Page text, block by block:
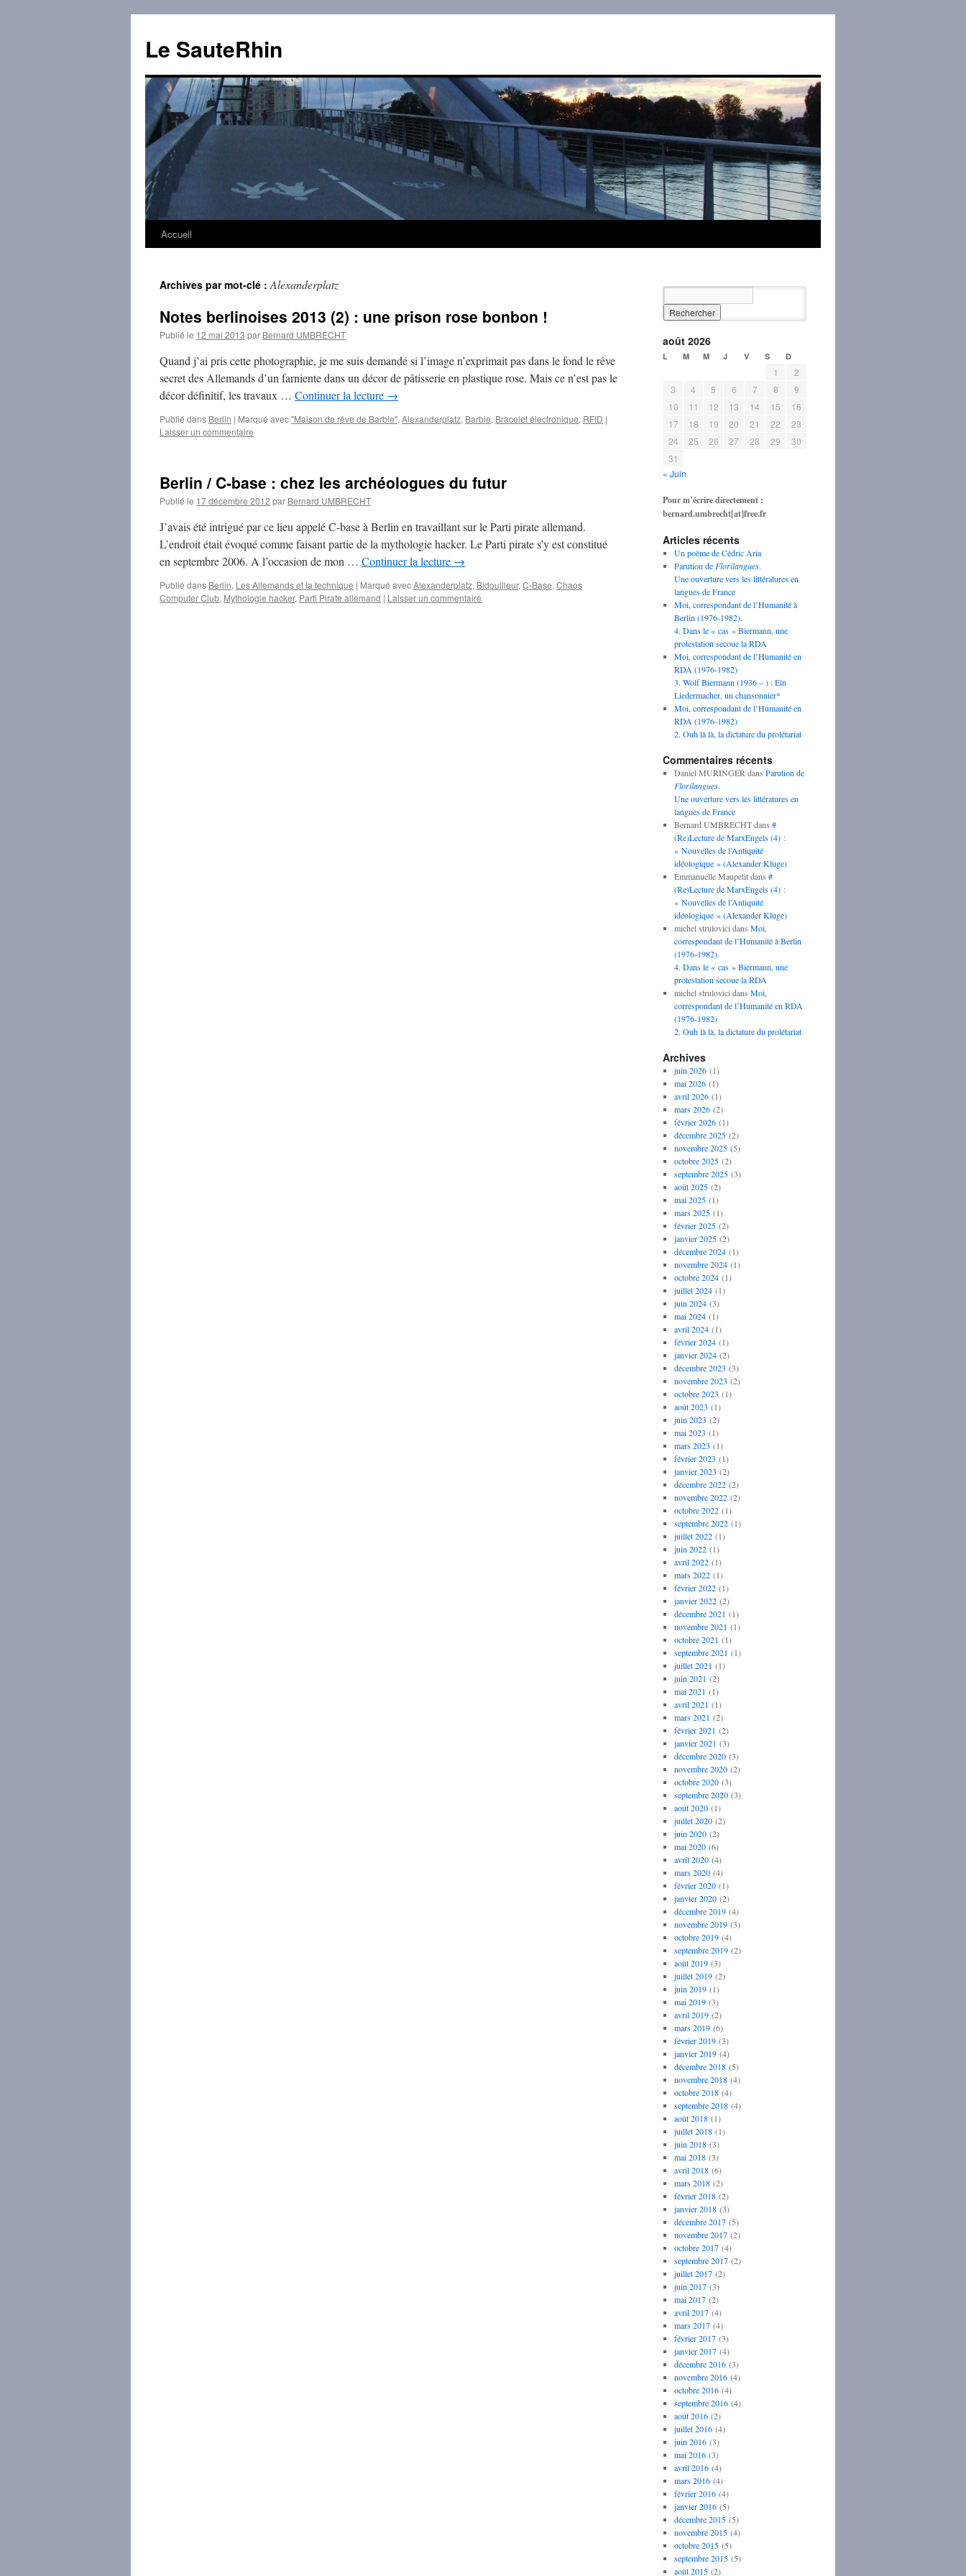
contenu
Le SauteRhin
Accueil
Archives par mot-clé :Alexanderplatz
Notes berlinoises 2013 (2) : une prison rose bonbon !
Publié le 12 mai 2013 par Bernard UMBRECHT
Quand j’ai pris cette photographie, je me suis demandé si l’image n’exprimait pas dans le fond le rêve
secret des Allemands d’un farniente dans un décor de pâtisserie en plastique rose. Mais ce n’est pas le
décor définitif, les travaux … Continuer la lecture →
Publié dans Berlin | Marqué avec"Maison de rêve de Barbie", Alexanderplatz, Barbie, Bracelet électronique, RFID |
Laisser un commentaire
Berlin / C-base : chez les archéologues du futur
Publié le 17 décembre 2012 par Bernard UMBRECHT
J’avais été intrigué par ce lieu appelé C-base à Berlin en travaillant sur le Parti pirate allemand.
L’endroit était évoqué comme faisant partie de la mythologie hacker. Le Parti pirate s’y est constitué
en septembre 2006. A l’occasion de mon … Continuer la lecture →
Publié dans Berlin, Les Allemands et la technique | Marqué avecAlexanderplatz, Bidouilleur, C-Base, Chaos
Computer Club, Mythologie hacker, Parti Pirate allemand | Laisser un commentaire
août 2026
L M M J V S D
1
2
3
4 5 6 7 8
9
10
11 12 13 14 15
16
17
18 19 20 21 22
23
24
25 26 27 28 29
30
31
« Juin
Pour m’écrire directement :
bernard.umbrecht[at]free.fr
Articles récents
Un poème de Cédric Aria
Parution de Florilangues.
Une ouverture vers les littératures en
langues de France
Moi, correspondant de l’Humanité à
Berlin (1976-1982).
4. Dans le « cas » Biermann, une
protestation secoue la RDA
Moi, correspondant de l’Humanité en
RDA (1976-1982)
3. Wolf Biermann (1936 – ) : Ein
Liedermacher, un chansonnier*
Moi, correspondant de l’Humanité en
RDA (1976-1982)
2. Ouh là là, la dictature du prolétariat
Commentaires récents
Daniel MURINGER dans Parution de
Florilangues.
Une ouverture vers les littératures en
langues de France
Bernard UMBRECHTdans #
(Re)Lecture de MarxEngels (4) :
« Nouvelles de l’Antiquité
idéologique » (Alexander Kluge)
Emmanuelle Maupetitdans #
(Re)Lecture de MarxEngels (4) :
« Nouvelles de l’Antiquité
idéologique » (Alexander Kluge)
michel strulovici dans Moi,
correspondant de l’Humanité à Berlin
(1976-1982).
4. Dans le « cas » Biermann, une
protestation secoue la RDA
michel strulovici dans Moi,
correspondant de l’Humanité en RDA
(1976-1982)
2. Ouh là là, la dictature du prolétariat
Archives
juin 2026(1)
mai 2026(1)
avril 2026(1)
mars 2026(2)
février 2026(1)
décembre 2025(2)
novembre 2025(5)
octobre 2025(2)
septembre 2025(3)
août 2025(2)
mai 2025(1)
mars 2025(1)
février 2025(2)
janvier 2025(2)
décembre 2024(1)
novembre 2024(1)
octobre 2024(1)
juillet 2024(1)
juin 2024(3)
mai 2024(1)
avril 2024(1)
février 2024(1)
janvier 2024(2)
décembre 2023 (3)
novembre 2023 (2)
octobre 2023 (1)
août 2023 (1)
juin 2023 (2)
mai 2023 (1)
mars 2023 (1)
février 2023 (1)
janvier 2023 (2)
décembre 2022(2)
novembre 2022(2)
octobre 2022(1)
septembre 2022(1)
juillet 2022(1)
juin 2022(1)
avril 2022(1)
mars 2022(1)
février 2022(1)
janvier 2022(2)
décembre 2021 (1)
novembre 2021 (1)
octobre 2021 (1)
septembre 2021 (1)
juillet 2021 (1)
juin 2021 (2)
mai 2021 (1)
avril 2021 (1)
mars 2021 (2)
février 2021 (2)
janvier 2021 (3)
décembre 2020(3)
novembre 2020(2)
octobre 2020(3)
septembre 2020(3)
août 2020(1)
juillet 2020(2)
juin 2020(2)
mai 2020(6)
avril 2020(4)
mars 2020(4)
février 2020(1)
janvier 2020(2)
décembre 2019(4)
novembre 2019(3)
octobre 2019(4)
septembre 2019(2)
août 2019(3)
juillet 2019(2)
juin 2019(1)
mai 2019(3)
avril 2019(2)
mars 2019(6)
février 2019(3)
janvier 2019(4)
décembre 2018(5)
novembre 2018(4)
octobre 2018(4)
septembre 2018(4)
août 2018(1)
juillet 2018(1)
juin 2018(3)
mai 2018(3)
avril 2018(6)
mars 2018(2)
février 2018(2)
janvier 2018(3)
décembre 2017(5)
novembre 2017(2)
octobre 2017(4)
septembre 2017(2)
juillet 2017(2)
juin 2017(3)
mai 2017(2)
avril 2017(4)
mars 2017(4)
février 2017(3)
janvier 2017(4)
décembre 2016(3)
novembre 2016(4)
octobre 2016(4)
septembre 2016(4)
août 2016(2)
juillet 2016(4)
juin 2016(3)
mai 2016(3)
avril 2016(4)
mars 2016(4)
février 2016(4)
janvier 2016(5)
décembre 2015(5)
novembre 2015(4)
octobre 2015(5)
septembre 2015(5)
août 2015(2)